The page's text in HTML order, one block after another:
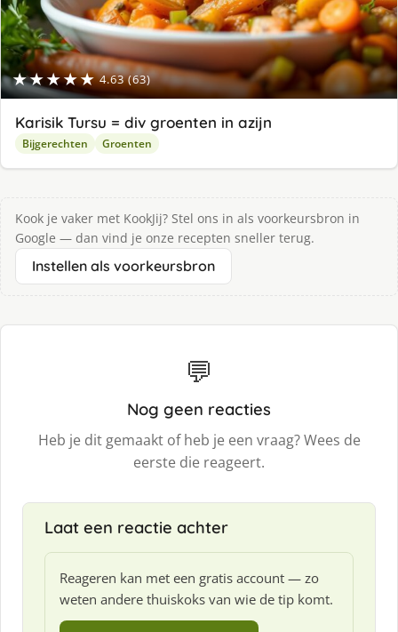
★★★★★ 4.63 (63)
Karisik Tursu = div groenten in azijn
Bijgerechten Groenten
Kook je vaker met KookJij? Stel ons in als voorkeursbron in
Google — dan vind je onze recepten sneller terug.
Instellen als voorkeursbron
💬
Nog geen reacties
Heb je dit gemaakt of heb je een vraag? Wees de
eerste die reageert.
Laat een reactie achter
Reageren kan met een gratis account — zo
weten andere thuiskoks van wie de tip komt.